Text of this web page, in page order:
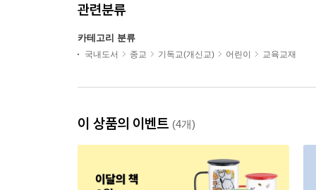
관련분류
카테고리 분류
국내도서 종교 기독교(개신교) 어린이 교육교재
이 상품의 이벤트 (4개)